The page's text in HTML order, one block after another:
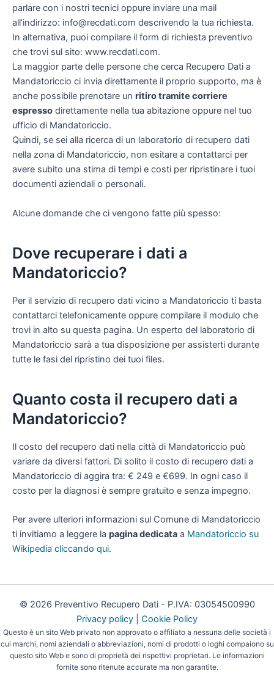
parlare con i nostri tecnici oppure inviare una mail
all’indirizzo: info@recdati.com descrivendo la tua richiesta.
In alternativa, puoi compilare il form di richiesta preventivo
che trovi sul sito: www.recdati.com.
La maggior parte delle persone che cerca Recupero Dati a
Mandatoriccio ci invia direttamente il proprio supporto, ma è
anche possibile prenotare un ritiro tramite corriere
espresso direttamente nella tua abitazione oppure nel tuo
ufficio di Mandatoriccio.
Quindi, se sei alla ricerca di un laboratorio di recupero dati
nella zona di Mandatoriccio, non esitare a contattarci per
avere subito una stima di tempi e costi per ripristinare i tuoi
documenti aziendali o personali.
Alcune domande che ci vengono fatte più spesso:
Dove recuperare i dati a
Mandatoriccio?
Per il servizio di recupero dati vicino a Mandatoriccio ti basta
contattarci telefonicamente oppure compilare il modulo che
trovi in alto su questa pagina. Un esperto del laboratorio di
Mandatoriccio sarà a tua disposizione per assisterti durante
tutte le fasi del ripristino dei tuoi files.
Quanto costa il recupero dati a
Mandatoriccio?
Il costo del recupero dati nella città di Mandatoriccio può
variare da diversi fattori. Di solito il costo di recupero dati a
Mandatoriccio di aggira tra: € 249 e €699. In ogni caso il
costo per la diagnosi è sempre gratuito e senza impegno.
Per avere ulteriori informazioni sul Comune di Mandatoriccio
ti invitiamo a leggere la pagina dedicata a Mandatoriccio su
Wikipedia cliccando qui.
© 2026 Preventivo Recupero Dati - P.IVA: 03054500990
Privacy policy
Cookie Policy
Questo è un sito Web privato non approvato o affiliato a nessuna delle società i
cui marchi, nomi aziendali o abbreviazioni, nomi di prodotti o loghi compaiono su
questo sito Web e sono di proprietà dei rispettivi proprietari. Le informazioni
fornite sono ritenute accurate ma non garantite.